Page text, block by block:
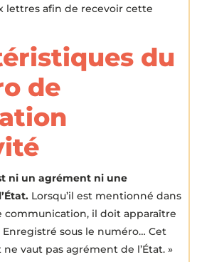
lettres afin de recevoir cette
du
de
ni un agrément ni une
Lorsqu’il est mentionné dans
communication, il doit apparaître
Enregistré sous le numéro… Cet
vaut pas agrément de l’État. »